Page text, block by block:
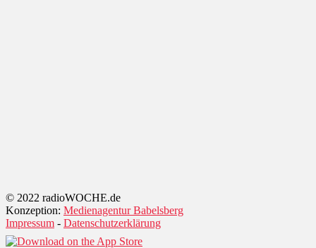
© 2022 radioWOCHE.de
Konzeption: Medienagentur Babelsberg
Impressum - Datenschutzerklärung